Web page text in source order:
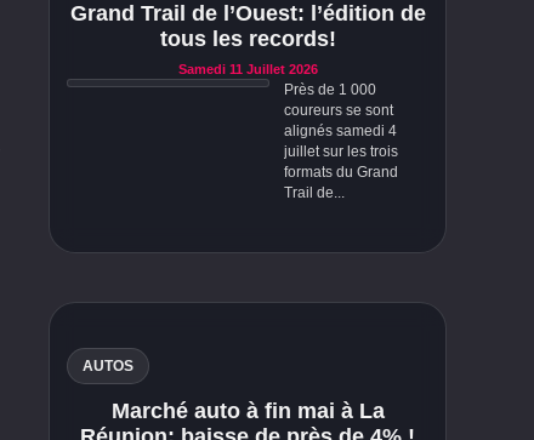
Grand Trail de l’Ouest: l’édition de
tous les records!
Samedi 11 Juillet 2026
Près de 1 000
coureurs se sont
alignés samedi 4
juillet sur les trois
formats du Grand
Trail de...
AUTOS
Marché auto à fin mai à La